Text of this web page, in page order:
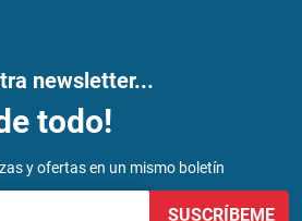
newsletter...
todo!
y ofertas en un mismo boletín
SUSCRÍBEME